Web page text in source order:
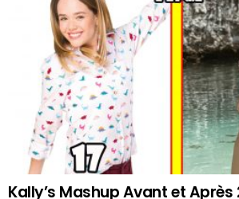
Kally’s Mashup Avant et Après